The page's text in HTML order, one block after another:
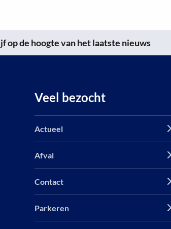
op de hoogte van het laatste nieuws
Veel bezocht
Actueel
Afval
Contact
Parkeren